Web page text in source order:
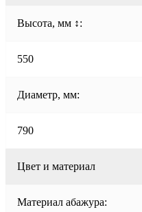
Высота, мм ↕:
550
Диаметр, мм:
790
Цвет и материал
Материал абажура: